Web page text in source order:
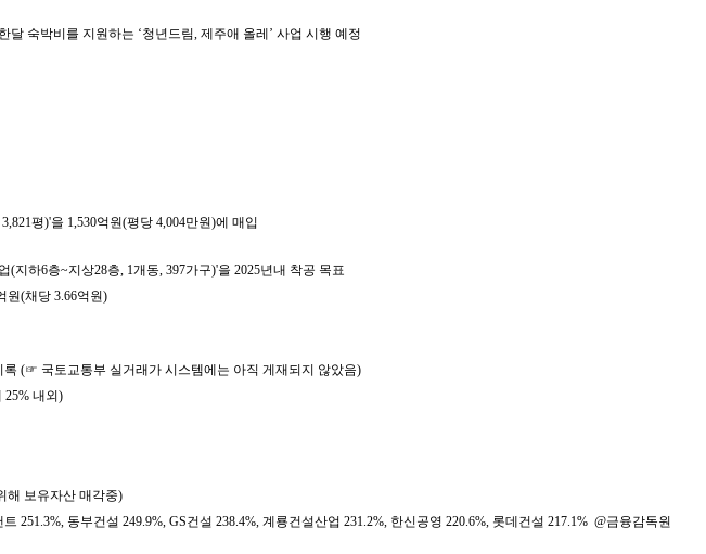
숙박비를 지원하는 ‘청년드림, 제주애 올레’ 사업 시행 예정
평)'을 1,530억원(평당 4,004만원)에 매입
지하6층~지상28층, 1개동, 397가구)'을 2025년내 착공 목표
원(채당 3.66억원)
(☞ 국토교통부 실거래가 시스템에는 아직 게재되지 않았음)
25% 내외)
해 보유자산 매각중)
동부건설 249.9%, GS건설 238.4%, 계룡건설산업 231.2%, 한신공영 220.6%, 롯데건설 217.1% @금융감독원